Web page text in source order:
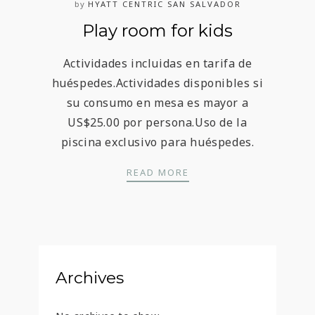
by HYATT CENTRIC SAN SALVADOR
Play room for kids
Actividades incluidas en tarifa de
huéspedes.Actividades disponibles si
su consumo en mesa es mayor a
US$25.00 por persona.Uso de la
piscina exclusivo para huéspedes.
READ MORE
Archives